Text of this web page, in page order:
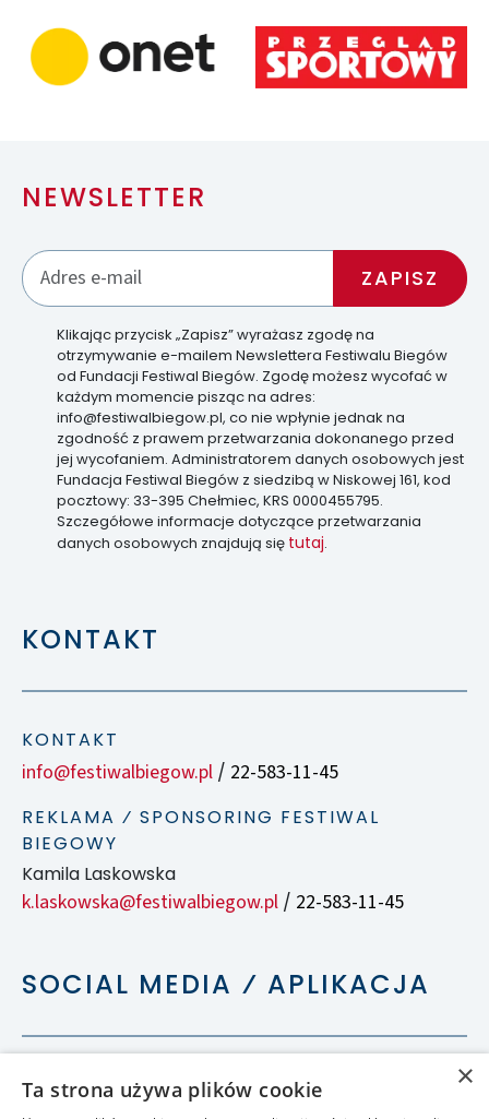
NEWSLETTER
Klikając przycisk „Zapisz” wyrażasz zgodę na
otrzymywanie e-mailem Newslettera Festiwalu Biegów
od Fundacji Festiwal Biegów. Zgodę możesz wycofać w
każdym momencie pisząc na adres:
info@festiwalbiegow.pl, co nie wpłynie jednak na
zgodność z prawem przetwarzania dokonanego przed
jej wycofaniem. Administratorem danych osobowych jest
Fundacja Festiwal Biegów z siedzibą w Niskowej 161, kod
pocztowy: 33-395 Chełmiec, KRS 0000455795.
Szczegółowe informacje dotyczące przetwarzania
danych osobowych znajdują się tutaj.
KONTAKT
KONTAKT
info@festiwalbiegow.pl / 22-583-11-45
REKLAMA ⁄ SPONSORING FESTIWAL
BIEGOWY
Kamila Laskowska
k.laskowska@festiwalbiegow.pl / 22-583-11-45
SOCIAL MEDIA ⁄ APLIKACJA
×
Ta strona używa plików cookie